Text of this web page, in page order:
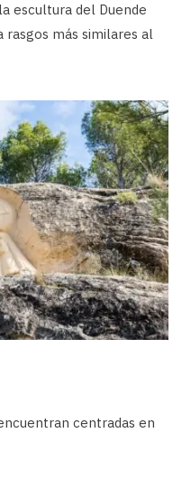
escultura del Duende
rasgos más similares al
centradas en